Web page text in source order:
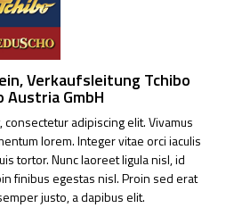
Verkaufsleitung Tchibo
Austria GmbH
adipiscing elit. Vivamus
lorem. Integer vitae orci iaculis
tortor. Nunc laoreet ligula nisl, id
finibus egestas nisl. Proin sed erat
justo, a dapibus elit.